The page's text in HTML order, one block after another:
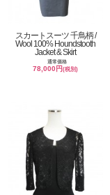
スカートスーツ 千鳥柄 /
Wool 100% Houndstooth
Jacket & Skirt
通常価格
78,000円(税別)